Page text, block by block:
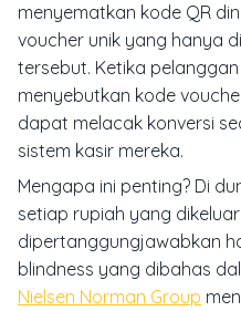
menyematkan kode QR
voucher unik yang hanya
tersebut. Ketika
menyebutkan kode
dapat melacak konversi
sistem kasir mereka.
Mengapa ini penting? Di
setiap rupiah yang
dipertanggungjawabkan
blindness yang dibahas
Nielsen Norman Group